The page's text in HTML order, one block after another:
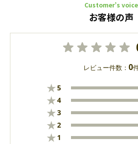
Customer’s voice
お客様の声
レビュー件数： 0
★5
★4
★3
★2
★ 1